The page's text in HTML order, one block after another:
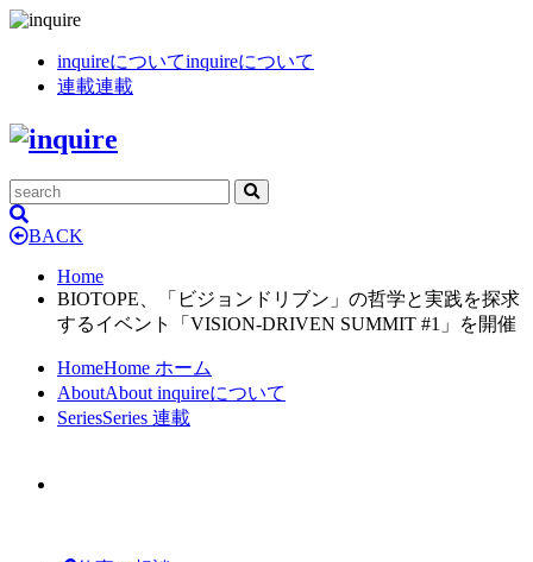
inquireについてinquireについて
連載連載
BACK
Home
BIOTOPE、「ビジョンドリブン」の哲学と実践を探求
するイベント「VISION-DRIVEN SUMMIT #1」を開催
HomeHome ホーム
AboutAbout inquireについて
SeriesSeries 連載